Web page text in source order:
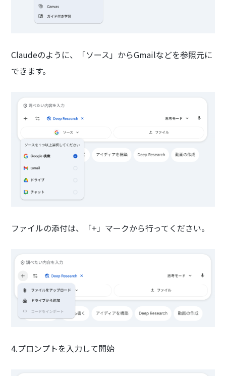
Claudeのように、「ソース」からGmailなどを参照元に
できます。
ファイルの添付は、「+」マークから行ってください。
4.プロンプトを入力して開始